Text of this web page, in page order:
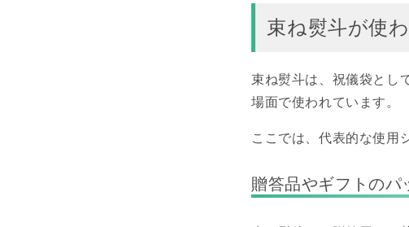
束ね熨斗が使
束ね熨斗は、祝儀袋とし
場面で使われています。
ここでは、代表的な使用
贈答品やギフトのパ